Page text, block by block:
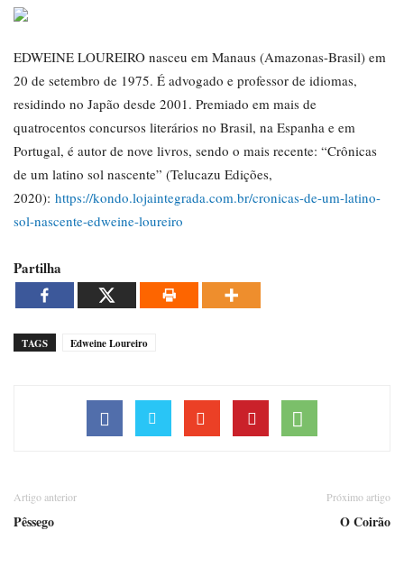
EDWEINE LOUREIRO nasceu em Manaus (Amazonas-Brasil) em
20 de setembro de 1975. É advogado e professor de idiomas,
residindo no Japão desde 2001. Premiado em mais de
quatrocentos concursos literários no Brasil, na Espanha e em
Portugal, é autor de nove livros, sendo o mais recente: “Crônicas
de um latino sol nascente” (Telucazu Edições,
2020): https://kondo.lojaintegrada.com.br/cronicas-de-um-latino-
sol-nascente-edweine-loureiro
Partilha
TAGS Edweine Loureiro
Artigo anterior
Pêssego
Próximo artigo
O Coirão